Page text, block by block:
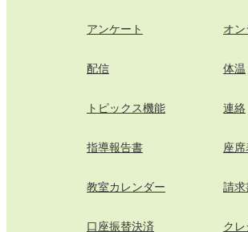
アンケート オ
配信 体温
トピックス機能 連絡
指導報告書 座席
教室カレンダー 請求
口座振替決済 ク